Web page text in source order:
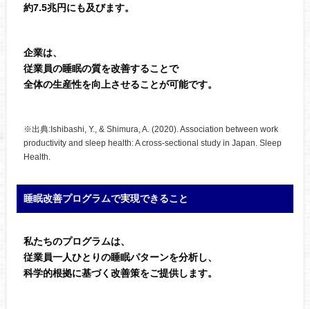
約7.5兆円にも及びます。
企業は、
従業員の睡眠の質を改善することで
全体の生産性を向上させることが可能です。
※出典:Ishibashi, Y., & Shimura, A. (2020). Association between work
productivity and sleep health: A cross-sectional study in Japan. Sleep
Health.
睡眠改善プログラムで実現できること
私たちのプログラムは、
従業員一人ひとりの睡眠パターンを分析し、
科学的根拠に基づく改善策をご提供します。